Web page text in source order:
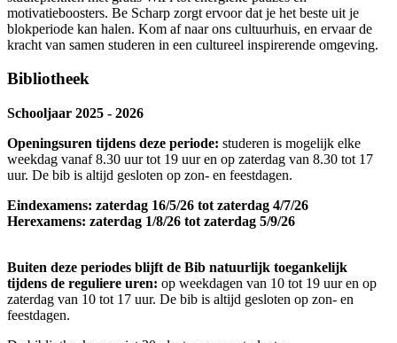
motivatieboosters. Be Scharp zorgt ervoor dat je het beste uit je
blokperiode kan halen. Kom af naar ons cultuurhuis, en ervaar de
kracht van samen studeren in een cultureel inspirerende omgeving.
Bibliotheek
Schooljaar 2025 - 2026
Openingsuren tijdens deze periode: studeren is mogelijk elke
weekdag vanaf 8.30 uur tot 19 uur en op zaterdag van 8.30 tot 17
uur. De bib is altijd gesloten op zon- en feestdagen.
Eindexamens: zaterdag 16/5/26 tot zaterdag 4/7/26
Herexamens: zaterdag 1/8/26 tot zaterdag 5/9/26
Buiten deze periodes blijft de Bib natuurlijk toegankelijk
tijdens de reguliere uren: op weekdagen van 10 tot 19 uur en op
zaterdag van 10 tot 17 uur. De bib is altijd gesloten op zon- en
feestdagen.